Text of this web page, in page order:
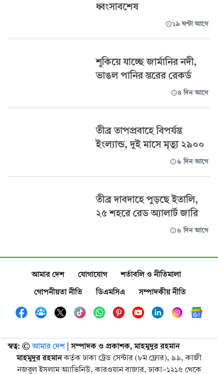
ধ্বংসাবশেষ
১৯ ঘণ্টা আগে
শুকিয়ে যাচ্ছে জার্মানির নদী,
ভাঙল পানির স্তরের রেকর্ড
৪ দিন আগে
তীব্র তাপপ্রবাহে বিপর্যস্ত
ইংল্যান্ড, দুই মাসে মৃত্যু ২৯০০
৬ দিন আগে
তীব্র দাবদাহে পুড়ছে ইতালি,
২৫ শহরে রেড অ্যালার্ট জারি
৬ দিন আগে
আমার দেশ যোগাযোগ
শর্তাবলি ও নীতিমালা
গোপনীয়তা নীতি
ডিএমসিএ সম্পাদকীয় নীতি
স্বত্ব: ©️ আমার দেশ| সম্পাদক ও প্রকাশক, মাহমুদুর রহমান
মাহমুদুর রহমানকর্তৃক ঢাকা ট্রেড সেন্টার (৮ম ফ্লোর), ৯৯, কাজী
নজরুল ইসলাম অ্যাভিনিউ, কারওয়ান বাজার, ঢাকা-১২১৫ থেকে